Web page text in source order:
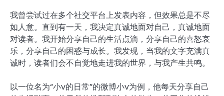
我曾尝试过在多个社交平台上发表内容，但效果总是不尽
如人意。直到有一天，我决定真诚地面对自己，真诚地面
对读者。我开始分享自己的生活点滴，分享自己的喜怒哀
乐，分享自己的困惑与成长。我发现，当我的文字充满真
诚时，读者们会不自觉地走进我的世界，与我产生共鸣。
以一位名为“小v的日常”的微博小v为例，他每天分享自己